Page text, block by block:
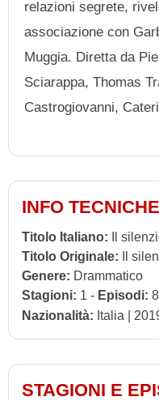
relazioni segrete,
associazione con
Muggia. Diretta da
Sciarappa, Thomas
Castrogiovanni,
INFO TECNICHE
Titolo Italiano: Il
Titolo Originale: Il
Genere: Drammatico
Stagioni: 1 - Episodi: 8
Nazionalità: Italia |
STAGIONI E